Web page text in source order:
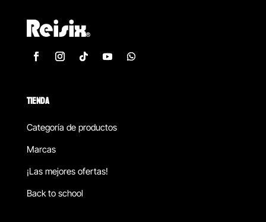
TIENDA
Categoría de productos
Marcas
¡Las mejores ofertas!
Back to school